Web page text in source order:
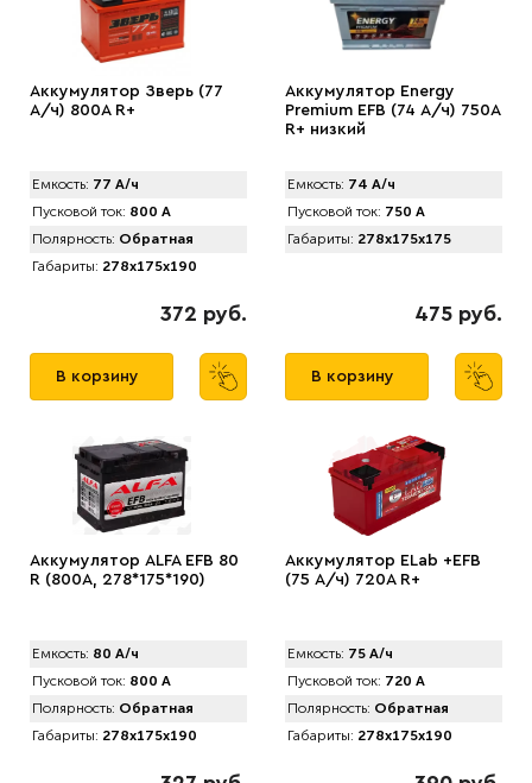
Аккумулятор Зверь (77
А/ч) 800A R+
Емкость: 77 А/ч
Пусковой ток: 800 А
Полярность: Обратная
Габариты: 278x175x190
372 руб.
В корзину
Аккумулятор Energy
Premium EFB (74 А/ч) 750A
R+ низкий
Емкость: 74 А/ч
Пусковой ток: 750 А
Габариты: 278x175x175
475 руб.
В корзину
Аккумулятор АLFA EFB 80
R (800A, 278*175*190)
Емкость: 80 А/ч
Пусковой ток: 800 А
Полярность: Обратная
Габариты: 278x175x190
Аккумулятор ELab +EFB
(75 А/ч) 720A R+
Емкость: 75 А/ч
Пусковой ток: 720 А
Полярность: Обратная
Габариты: 278x175x190